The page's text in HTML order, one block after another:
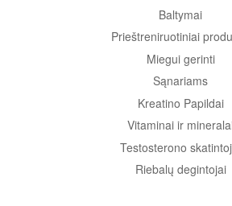
Baltymai
Prieštreniruotiniai
Miegui gerinti
Sąnariams
Kreatino Papildai
Vitaminai ir
Testosterono
Riebalų degintojai